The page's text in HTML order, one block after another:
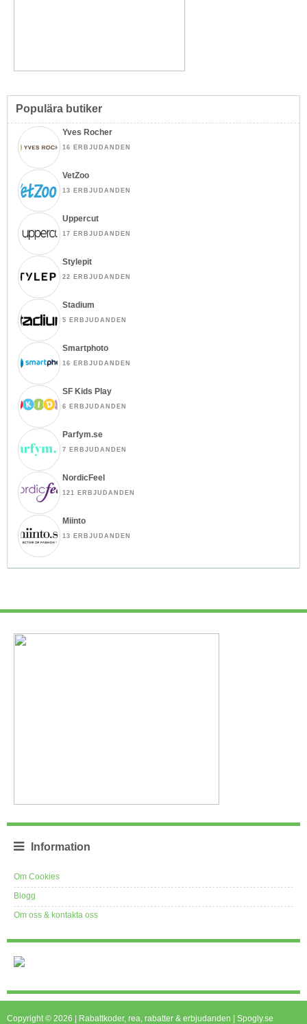
Populära butiker
Yves Rocher
16 ERBJUDANDEN
VetZoo
13 ERBJUDANDEN
Uppercut
17 ERBJUDANDEN
Stylepit
22 ERBJUDANDEN
Stadium
5 ERBJUDANDEN
Smartphoto
16 ERBJUDANDEN
SF Kids Play
6 ERBJUDANDEN
Parfym.se
7 ERBJUDANDEN
NordicFeel
121 ERBJUDANDEN
Miinto
13 ERBJUDANDEN
Information
Om Cookies
Blogg
Om oss & kontakta oss
Copyright © 2026 | Rabattkoder, rea, rabatter & erbjudanden | Spogly.se